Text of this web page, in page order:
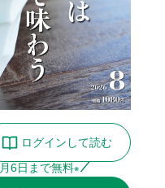
ログインして読む
月6日まで無料※